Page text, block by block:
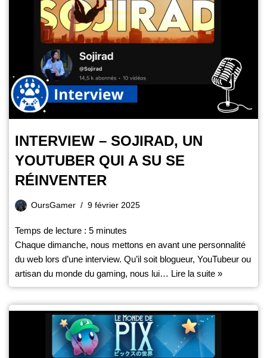
INTERVIEW – SOJIRAD, UN
YOUTUBER QUI A SU SE
RÉINVENTER
OursGamer 9 février 2025
Temps de lecture : 5 minutes
Chaque dimanche, nous mettons en avant une personnalité
du web lors d’une interview. Qu’il soit blogueur, YouTubeur ou
artisan du monde du gaming, nous lui… Lire la suite »